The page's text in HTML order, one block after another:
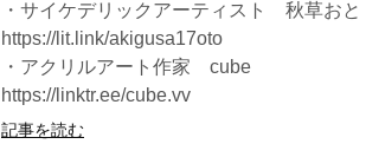
・サイケデリックアーティスト 秋草おと
https://lit.link/akigusa17oto
・アクリルアート作家 cube
https://linktr.ee/cube.vv
記事を読む